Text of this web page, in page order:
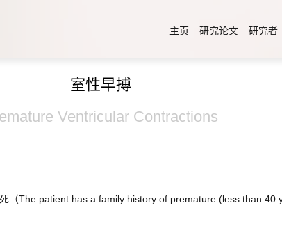
主页 研究论文 研究者
室性早搏
Ventricular Contractions
（The patient has a family history of premature (less than